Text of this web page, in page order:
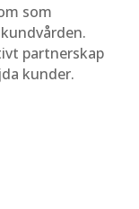
som
partnerskap
kunder.